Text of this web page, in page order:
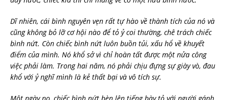
Dĩ nhiên, cái bình nguyên vẹn rất tự hào về thành tích của nó và
cũng không bỏ lỡ cơ hội nào để tỏ ỷ coi thường, chê trách chiếc
bình nứt. Còn chiếc bình nứt luôn buồn tủi, xấu hổ về khuyết
điểm của mình. Nó khổ sở vì chỉ hoàn tất được một nửa công
việc phải làm. Trong hai năm, nó phải chịu đựng sự giày vò, đau
khổ với ỷ nghĩ mình là kẻ thất bại và vô tích sự.